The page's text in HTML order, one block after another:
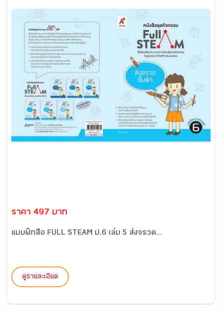
ราคา 497 บาท
แบบฝึกสื่อ FULL STEAM ป.6 เล่ม 5 ส่งจรวด...
ดูรายละเอียด